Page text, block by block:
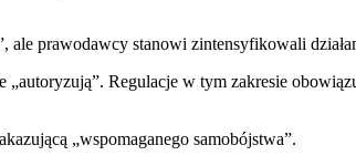
prawodawcy stanowi zintensyfikowali
Regulacje w tym zakresie
„wspomaganego samobójstwa”.